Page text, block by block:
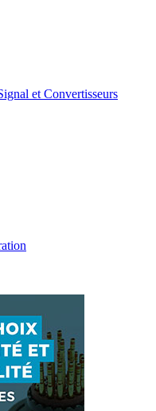
et Convertisseurs